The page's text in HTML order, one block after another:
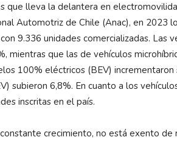
que lleva la delantera en
Automotriz de Chile (Anac), en 2023
9.336 unidades comercializadas. Las
mientras que las de vehículos
100% eléctricos (BEV)
subieron 6,8%. En cuanto a los
inscritas en el país.
crecimiento, no está exento